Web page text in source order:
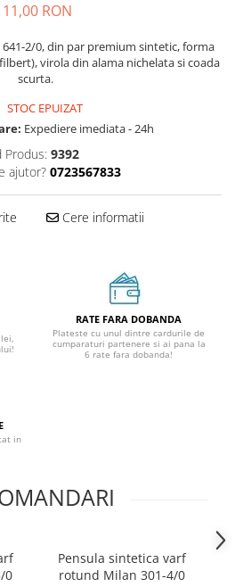
11,00 RON
2/0, din par premium sintetic, forma
virola din alama nichelata si coada
scurta.
STOC EPUIZAT
Expediere imediata - 24h
Produs: 9392
ajutor? 0723567833
Cere informatii
RATE FARA DOBANDA
Plateste cu unul dintre cardurile de
cumparaturi partenere si ai pana la
6 rate fara dobanda!
in
0
Pensula sintetica varf
rotund Milan 301-4/0